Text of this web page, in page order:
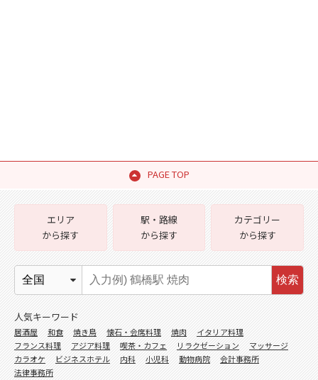
PAGE TOP
エリア
から探す
駅・路線
から探す
カテゴリー
から探す
検索
人気キーワード
居酒屋 和食 焼き鳥 懐石・会席料理 焼肉
イタリア料理
フランス料理
アジア料理 喫茶・カフェ リラクゼーション
マッサージ
カラオケ
ビジネスホテル 内科 小児科 動物病院
会計事務所
法律事務所